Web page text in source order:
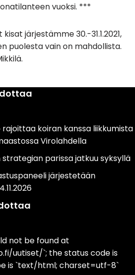
vuoksi. ***
järjestämme 30.-31.1.2021,
puolesta vain on mahdollista.
koiran kanssa liikkumista
Virolahdella
strategian parissa jatkuu syksyllä
järjestetään
not be found at
uutiset/`; the status code is
is `text/html; charset=utf-8`